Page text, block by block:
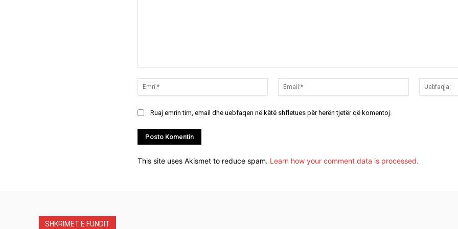
Emri:*
Email:*
Ruaj emrin tim, email dhe uebfaqen në këtë shfletues për herën tjetër që komentoj.
This site uses Akismet to reduce spam. Learn how your comment data is processed.
SHKRIMET E FUNDIT